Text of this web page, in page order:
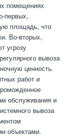
помещениях
первых,
площадь, что
Во-вторых,
угрозу
вывоза
ценность.
работ и
обслуживания и
вывоза
объектами.